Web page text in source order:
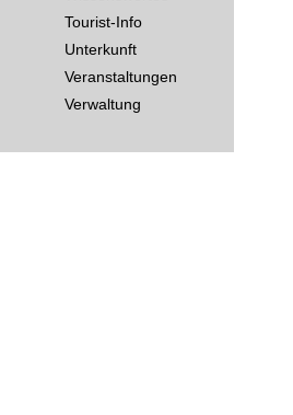
Tourist-Info
Unterkunft
Veranstaltungen
Verwaltung